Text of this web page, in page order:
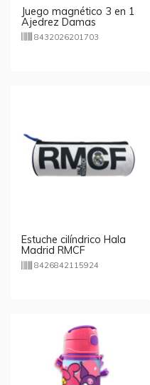
Juego magnético 3 en 1
Ajedrez Damas
Backgamon Aquamarine
8432026201703
Estuche cilíndrico Hala
Madrid RMCF
8426842115924